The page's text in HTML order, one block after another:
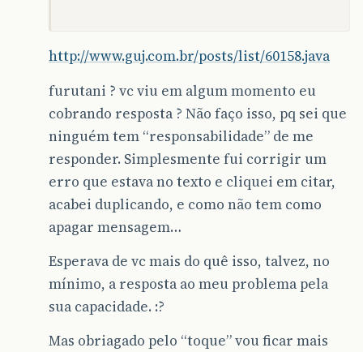
http://www.guj.com.br/posts/list/60158.java
furutani ? vc viu em algum momento eu
cobrando resposta ? Não faço isso, pq sei que
ninguém tem “responsabilidade” de me
responder. Simplesmente fui corrigir um
erro que estava no texto e cliquei em citar,
acabei duplicando, e como não tem como
apagar mensagem…
Esperava de vc mais do quê isso, talvez, no
mínimo, a resposta ao meu problema pela
sua capacidade. :?
Mas obriagado pelo “toque” vou ficar mais